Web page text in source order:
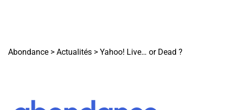
Abondance > Actualités > Yahoo! Live… or Dead ?